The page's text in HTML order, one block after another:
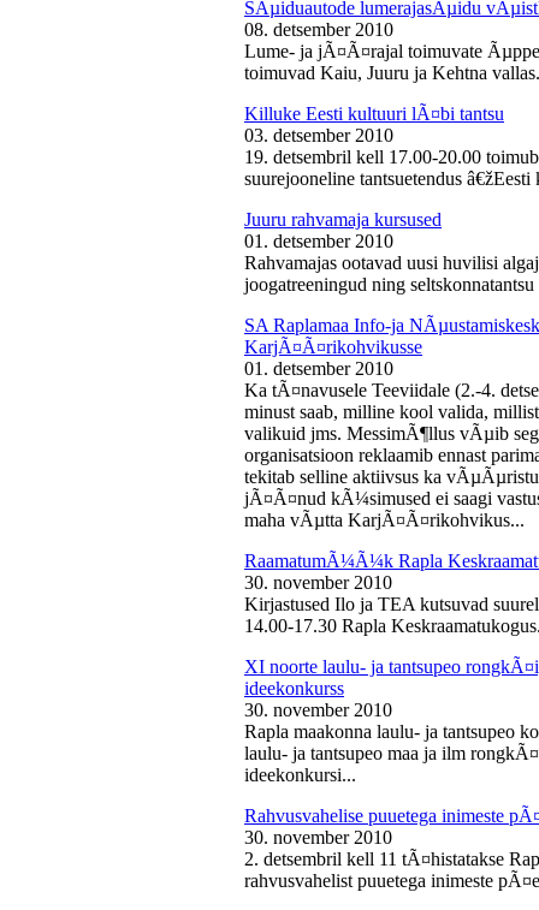
SÃµiduautode lumerajasÃµidu
08. detsember 2010
Lume- ja jÃ¤Ã¤rajal toimuvate
toimuvad Kaiu, Juuru ja Kehtna
Killuke Eesti kultuuri lÃ¤bi tantsu
03. detsember 2010
19. detsembril kell 17.00-20.00
suurejooneline tantsuetendus
Juuru rahvamaja kursused
01. detsember 2010
Rahvamajas ootavad uusi huvilisi
joogatreeningud ning seltskonnatantsu
SA Raplamaa Info-ja
KarjÃ¤Ã¤rikohvikusse
01. detsember 2010
Ka tÃ¤navusele Teeviidale (2.-4.
minust saab, milline kool valida,
valikuid jms. MessimÃ¶llus vÃµib
organisatsioon reklaamib ennast
tekitab selline aktiivsus ka
jÃ¤Ã¤nud kÃ¼simused ei saagi
maha vÃµtta KarjÃ¤Ã¤rikohvikus...
RaamatumÃ¼Ã¼k Rapla
30. november 2010
Kirjastused Ilo ja TEA kutsuvad
14.00-17.30 Rapla
XI noorte laulu- ja tantsupeo
ideekonkurss
30. november 2010
Rapla maakonna laulu- ja tantsupeo
laulu- ja tantsupeo maa ja ilm
ideekonkursi...
Rahvusvahelise puuetega inimeste
30. november 2010
2. detsembril kell 11 tÃ¤histatakse
rahvusvahelist puuetega inimeste